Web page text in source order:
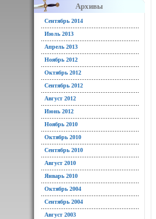
Архивы
Сентябрь 2014
Июль 2013
Апрель 2013
Ноябрь 2012
Октябрь 2012
Сентябрь 2012
Август 2012
Июнь 2012
Ноябрь 2010
Октябрь 2010
Сентябрь 2010
Август 2010
Январь 2010
Октябрь 2004
Сентябрь 2004
Август 2003